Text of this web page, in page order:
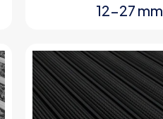
12-27 mm